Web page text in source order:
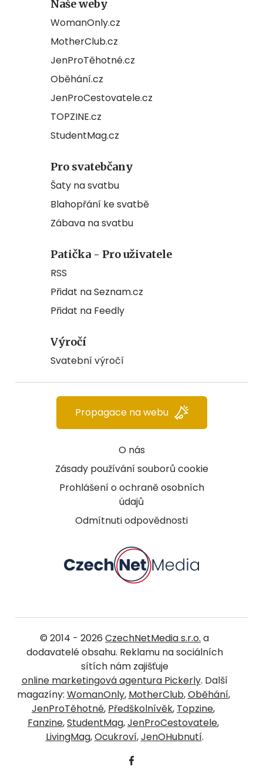
Naše weby
WomanOnly.cz
MotherClub.cz
JenProTěhotné.cz
Oběhání.cz
JenProCestovatele.cz
TOPZINE.cz
StudentMag.cz
Pro svatebčany
Šaty na svatbu
Blahopřání ke svatbě
Zábava na svatbu
Patička - Pro uživatele
RSS
Přidat na Seznam.cz
Přidat na Feedly
Výročí
Svatební výročí
O nás
Zásady používání souborů cookie
Prohlášení o ochraně osobních
údajů
Odmítnuti odpovědnosti
Propagace na webu
© 2014 - 2026 CzechNetMedia s.r.o. a
dodavatelé obsahu. Reklamu na sociálních
sítích nám zajišťuje
online marketingová agentura Pickerly. Další
magazíny: WomanOnly, MotherClub,Oběhání,
JenProTěhotné, Předškolnívěk, Topzine,
Fanzine,StudentMag,JenProCestovatele,
LivingMag,Ocukroví,JenOHubnutí.